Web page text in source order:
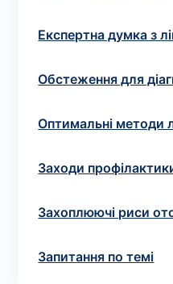
Експертна думка з
Обстеження для
Оптимальні методи
Заходи
Захоплюючі риси
Запитання по темі
Оформити
Якщо ви не знаєте,
своєчасного оновлення
виконання досліджень